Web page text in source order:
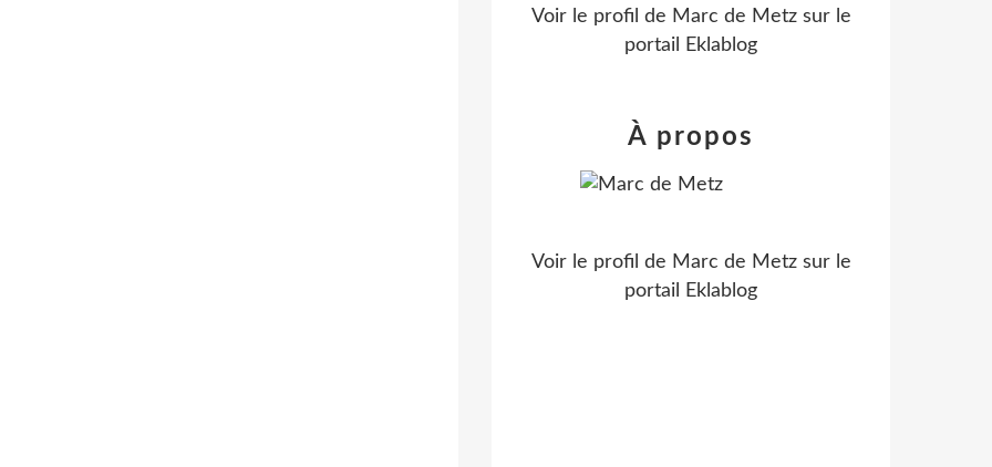
Voir le profil de Marc de Metzsur le
portail Eklablog
À propos
Voir le profil de Marc de Metzsur le
portail Eklablog